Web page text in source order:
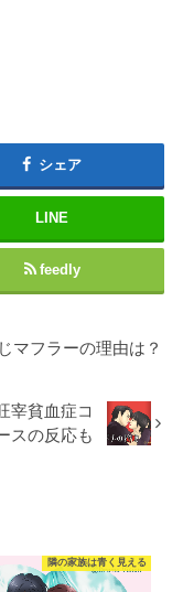
シェア
LINE
feedly
マフラーの理由は？
宰貧血症コ
スの反応も
隣の家族は青く見える